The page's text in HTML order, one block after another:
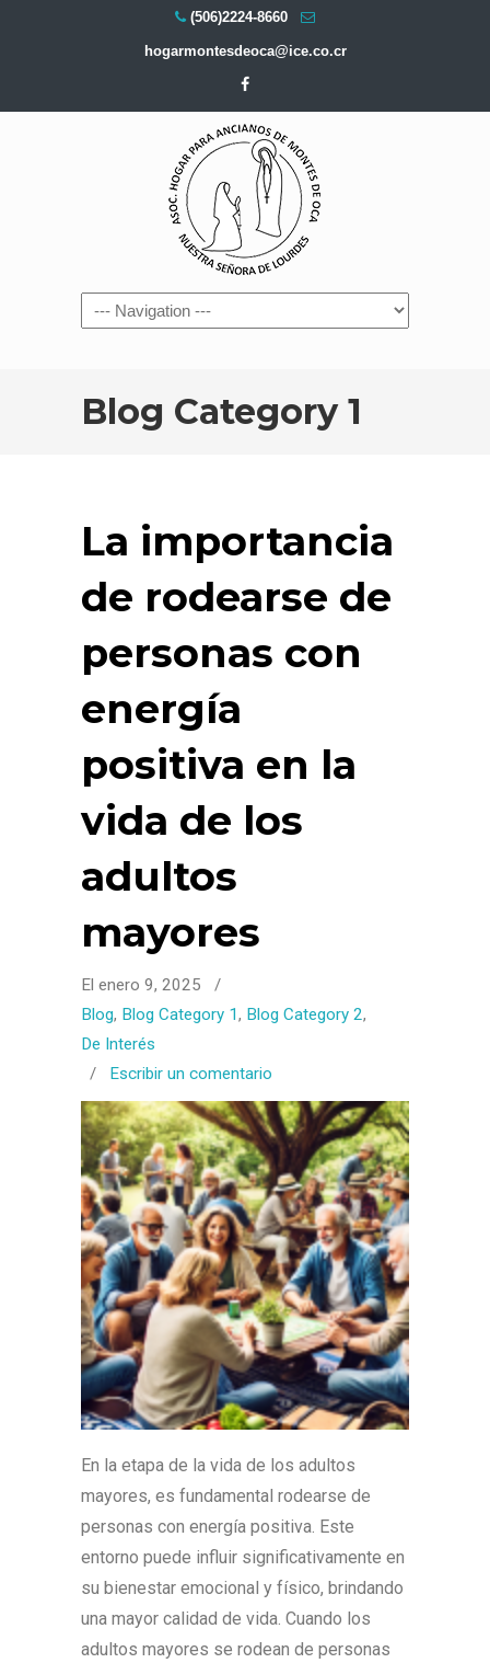
(506)2224-8660
hogarmontesdeoca@ice.co.cr
Navigation
Blog Category 1
La importancia
de rodearse de
personas con
energía
positiva en la
vida de los
adultos
mayores
El enero 9, 2025
/
Blog, Blog Category 1, Blog Category 2,
De Interés
/ Escribir un comentario
En la etapa de la vida de los adultos
mayores, es fundamental rodearse de
personas con energía positiva. Este
entorno puede influir significativamente en
su bienestar emocional y físico, brindando
una mayor calidad de vida. Cuando los
adultos mayores se rodean de personas